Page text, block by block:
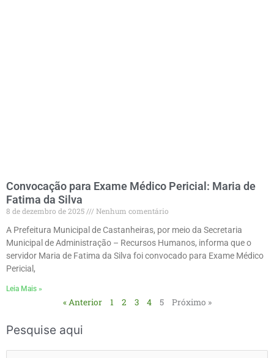
Convocação para Exame Médico Pericial: Maria de
Fatima da Silva
8 de dezembro de 2025
Nenhum comentário
A Prefeitura Municipal de Castanheiras, por meio da Secretaria
Municipal de Administração – Recursos Humanos, informa que o
servidor Maria de Fatima da Silva foi convocado para Exame Médico
Pericial,
Leia Mais »
« Anterior 1 2 3 4 5 Próximo »
Pesquise aqui